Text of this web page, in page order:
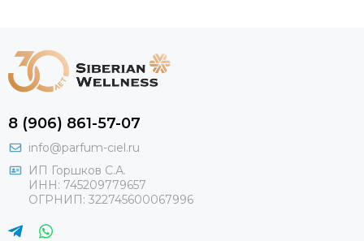
8 (906) 861-57-07
info@parfum-ciel.ru
ИП Горшков С.А.
ИНН: 745209779657
ОГРНИП: 322745600067996